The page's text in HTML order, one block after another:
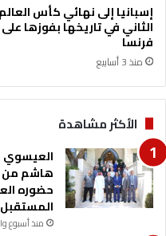
إسبانيا إلى نهائي كأس العالم
الثاني في تاريخها بفوزها على
فرنسا
منذ 3 أسابيع
الأكثر مشاهدة
العيسوي
هاشم من
حضوره
المستقبل
منذ أسبوع